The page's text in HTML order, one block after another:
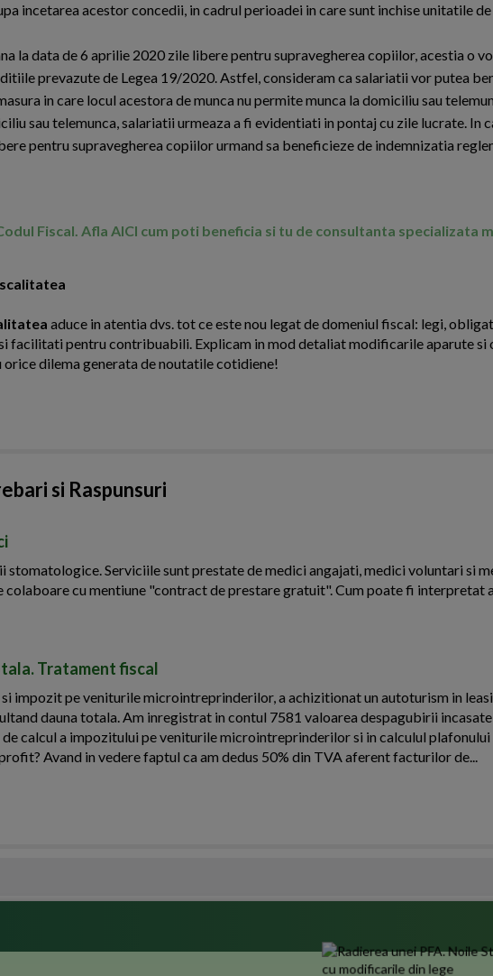
incetarea acestor concedii, in cadrul perioadei in care sunt inchise unitatile
la data de 6 aprilie 2020 zile libere pentru supravegherea copiilor, acestia o
prevazute de Legea 19/2020. Astfel, consideram ca salariatii vor putea
in care locul acestora de munca nu permite munca la domiciliu sau
sau telemunca, salariatii urmeaza a fi evidentiati in pontaj cu zile lucrate. In
pentru supravegherea copiilor urmand sa beneficieze de indemnizatia
Fiscal. Afla AICI cum poti beneficia si tu de consultanta specializata
aduce in atentia dvs. tot ce este nou legat de domeniul fiscal: legi,
facilitati pentru contribuabili. Explicam in mod detaliat modificarile aparute si
dilema generata de noutatile cotidiene!
si Raspunsuri
stomatologice. Serviciile sunt prestate de medici angajati, medici voluntari si
cu mentiune "contract de prestare gratuit". Cum poate fi interpretat
Tratament fiscal
impozit pe veniturile microintreprinderilor, a achizitionat un autoturism in
dauna totala. Am inregistrat in contul 7581 valoarea despagubirii incasate
calcul a impozitului pe veniturile microintreprinderilor si in calculul
Avand in vedere faptul ca am dedus 50% din TVA aferent facturilor de...